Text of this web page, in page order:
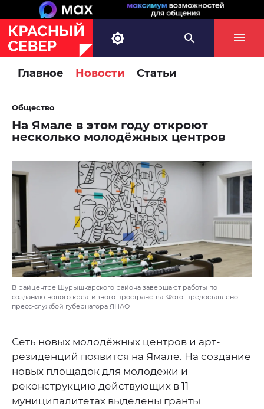
Главное Новости Статьи
Общество
На Ямале в этом году откроют
несколько молодёжных центров
В райцентре Шурышкарского района завершают работы по
созданию нового креативного пространства. Фото: предоставлено
пресс-службой губернатора ЯНАО
Сеть новых молодёжных центров и арт-
резиденций появится на Ямале. На создание
новых площадок для молодежи и
реконструкцию действующих в 11
муниципалитетах выделены гранты